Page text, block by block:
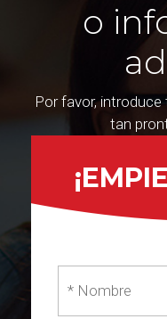
o
Por favor,
tan